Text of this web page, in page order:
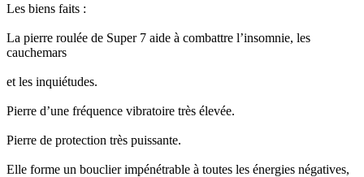
Les biens faits :
La pierre roulée de Super 7 aide à combattre l’insomnie, les
cauchemars
et les inquiétudes.
Pierre d’une fréquence vibratoire très élevée.
Pierre de protection très puissante.
Elle forme un bouclier impénétrable à toutes les énergies négatives,